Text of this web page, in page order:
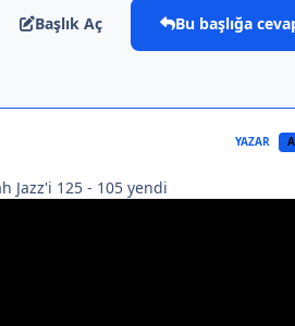
Başlık Aç Bu başlığa
YAZAR
Jazz'i 125 - 105 yendi